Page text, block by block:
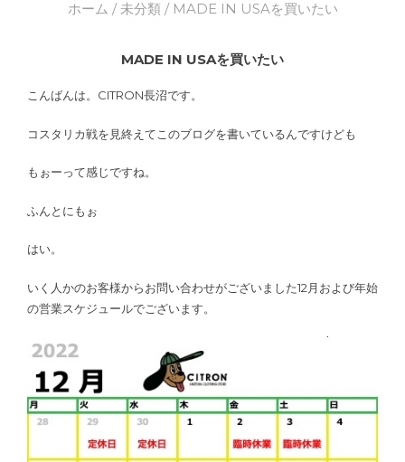
ホーム / 未分類/ MADE IN USAを買いたい
MADE IN USAを買いたい
こんばんは。CITRON長沼です。
コスタリカ戦を見終えてこのブログを書いているんですけども
もぉーって感じですね。
ふんとにもぉ
はい。
いく人かのお客様からお問い合わせがございました12月および年始
の営業スケジュールでございます。